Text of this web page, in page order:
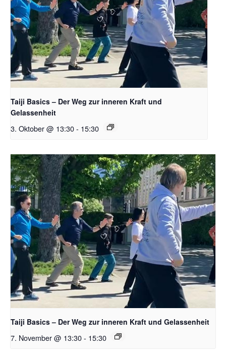
Taiji Basics – Der Weg zur inneren Kraft und
Gelassenheit
3. Oktober @ 13:30- 15:30
Taiji Basics – Der Weg zur inneren Kraft und Gelassenheit
7. November @ 13:30- 15:30